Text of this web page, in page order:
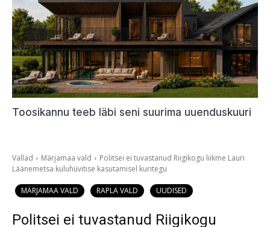
Toosikannu teeb läbi seni suurima uuenduskuuri